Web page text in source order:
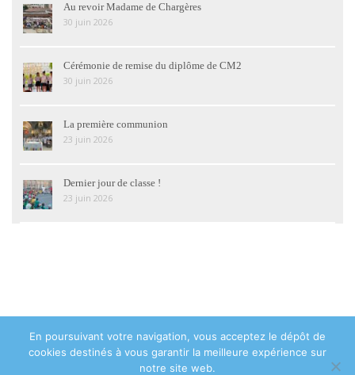
Au revoir Madame de Chargères
30 juin 2026
Cérémonie de remise du diplôme de CM2
30 juin 2026
La première communion
23 juin 2026
Dernier jour de classe !
23 juin 2026
© 2018 Institution Sainte Geneviève Asnières-sur-Seine - 48 avenue de
la Marne 92600 Asnières-sur-Seine - Tél : 01 47 93 05 28 -Contact
Politique de confidentialité
En poursuivant votre navigation, vous acceptez le dépôt de
cookies destinés à vous garantir la meilleure expérience sur
notre site web.